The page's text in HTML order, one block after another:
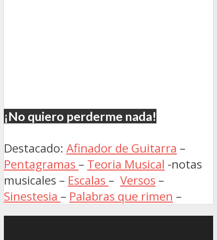
¡No quiero perderme nada!
Destacado: Afinador de Guitarra –
Pentagramas – Teoria Musical -notas
musicales – Escalas – Versos –
Sinestesia – Palabras que rimen –